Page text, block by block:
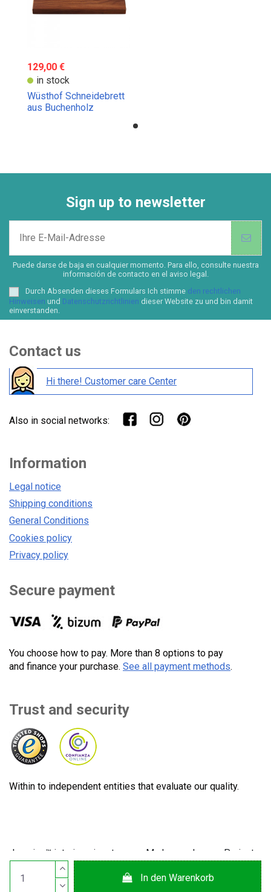
In den Warenkorb
129,00 €
in stock
Wüsthof Schneidebrett
aus Buchenholz
Sign up to newsletter
Puede darse de baja en cualquier momento. Para ello, consulte nuestra
información de contacto en el aviso legal.
Durch Absenden dieses Formulars Ich stimme den rechtlichen
Hinweisen und Datenschutzrichtlinien dieser Website zu und bin damit
einverstanden.
Contact us
Hi there! Customer care Center
Also in social networks:
Information
Legal notice
Shipping conditions
General Conditions
Cookies policy
Privacy policy
Secure payment
You choose how to pay. More than 8 options to pay
and finance your purchase. See all payment methods.
Trust and security
Within to independent entities that evaluate our quality.
Lecuine™ ist eine eingetragene Marke von Lecom Projects
S.L. © Urheberrecht © 2012-2026. Spanien. Alle Rechte
vorbehalten. CIF: B65890642.